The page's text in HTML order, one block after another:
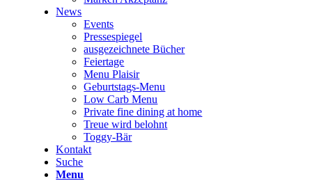
News
Events
Pressespiegel
ausgezeichnete Bücher
Feiertage
Menu Plaisir
Geburtstags-Menu
Low Carb Menu
Private fine dining at home
Treue wird belohnt
Toggy-Bär
Kontakt
Suche
Menu